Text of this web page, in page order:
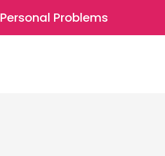
⚲
Personal Problems